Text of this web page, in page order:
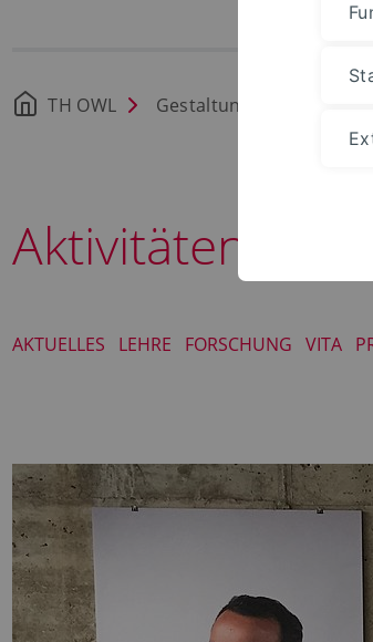
TH OWL Gestaltung
Aktivitäten
AKTUELLES LEHRE FORSCHUNG VITA